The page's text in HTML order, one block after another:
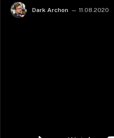
Dark Archon 11.08.2020